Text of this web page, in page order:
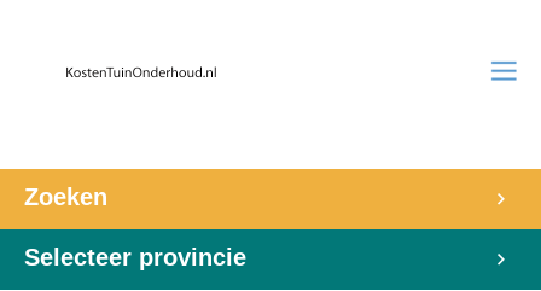
Zoeken
Selecteer provincie